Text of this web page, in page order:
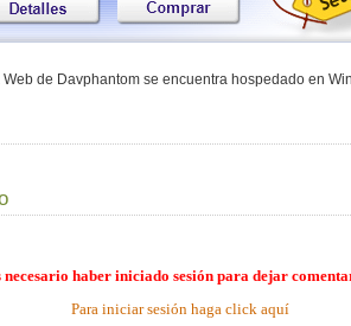
Web de Davphantom se encuentra hospedado en
necesario haber iniciado sesión para dejar
Para iniciar sesión haga click aquí